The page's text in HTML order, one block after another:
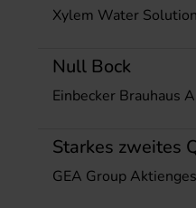
Xylem Water
Null Bock
Einbecker Brauhaus
Starkes zweites
GEA Group